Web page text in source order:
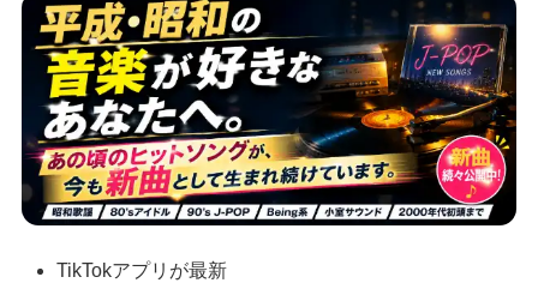
TikTokアプリが最新